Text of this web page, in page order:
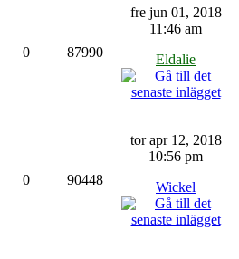
0 87990
fre jun 01, 2018
11:46 am
Eldalie
0 90448
tor apr 12, 2018
10:56 pm
Wickel